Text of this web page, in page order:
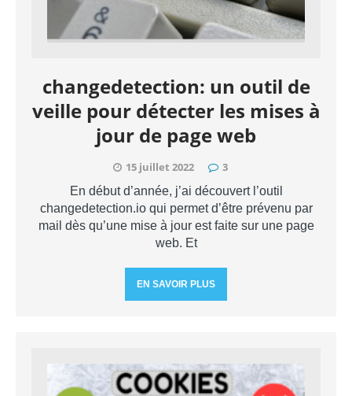
changedetection: un outil de
veille pour détecter les mises à
jour de page web
15 juillet 2022 3
En début d’année, j’ai découvert l’outil
changedetection.io qui permet d’être prévenu par
mail dès qu’une mise à jour est faite sur une page
web. Et
EN SAVOIR PLUS